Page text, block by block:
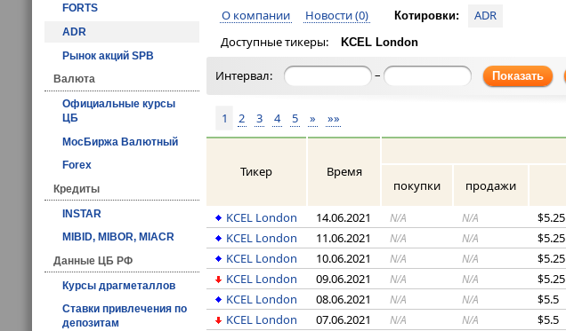
FORTS
ADR
Рынок акций SPB
Валюта
Официальные курсы
ЦБ
МосБиржа Валютный
Forex
Кредиты
INSTAR
MIBID, MIBOR, MIACR
Данные ЦБ РФ
Курсы драгметаллов
Ставки привлечения по
депозитам
О компании Новости (0) Котировки:
ADR
Доступные тикеры:
KCEL London
Интервал: – Показать
1 2 3 4 5 » »»
Тикер Время
покупки
продажи
KCEL London
14.06.2021 N/A N/A $5.25
KCEL London
11.06.2021 N/A N/A $5.25
KCEL London
10.06.2021 N/A N/A $5.25
KCEL London
09.06.2021 N/A N/A $5.25
KCEL London
08.06.2021 N/A N/A $5.5
KCEL London
07.06.2021 N/A N/A $5.5